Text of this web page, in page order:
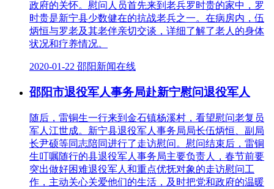
政府的关怀。慰问人员首先来到老兵罗时贵的家中，罗
时贵是新宁县少数健在的抗战老兵之一。在病房内，伍
炳恒与罗老及其老伴亲切交谈，详细了解了老人的身体
状况和疗养情况。
2020-01-22 邵阳新闻在线
邵阳市退役军人事务局赴新宁慰问退役军人
随后，雷铜生一行来到金石镇杨溪村，看望慰问老复员
军人江世成。新宁县退役军人事务局局长伍炳恒、副局
长尹硕等同志陪同进行了走访慰问。慰问结束后，雷铜
生叮嘱随行的县退役军人事务局主要负责人，春节前要
突出做好困难退役军人和重点优抚对象的走访慰问工
作，主动关心关爱他们的生活，及时把党和政府的温暖